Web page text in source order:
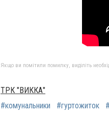
Якщо ви помітили помилку, виділіть
ТРК "ВИККА"
#комунальники
#гуртожиток